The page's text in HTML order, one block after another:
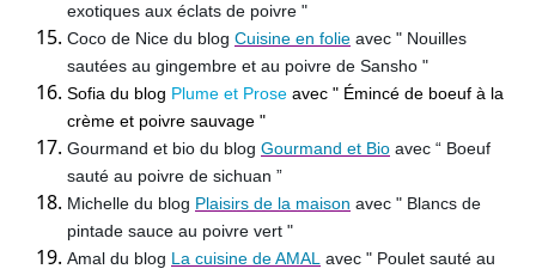
exotiques aux éclats de poivre "
Coco de Nice du blog Cuisine en folie avec " Nouilles
sautées au gingembre et au poivre de Sansho "
Sofia du blog Plume et Prose avec " Émincé de boeuf à la
crème et poivre sauvage "
Gourmand et bio du blog Gourmand et Bio avec “ Boeuf
sauté au poivre de sichuan ”
Michelle du blog Plaisirs de la maison avec " Blancs de
pintade sauce au poivre vert "
Amal du blog La cuisine de AMAL avec " Poulet sauté au